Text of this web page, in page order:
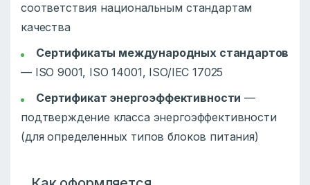
соответствия национальным стандартам
качества
Сертификаты международных стандартов
— ISO 9001, ISO 14001, ISO/IEC 17025
Сертификат энергоэффективности —
подтверждение класса энергоэффективности
(для определенных типов блоков питания)